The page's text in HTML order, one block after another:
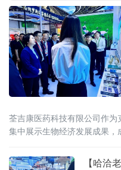
荃吉康医药科技有限公司作为
集中展示生物经济发展成果
定生物经济发展方向，积极推
【哈洽